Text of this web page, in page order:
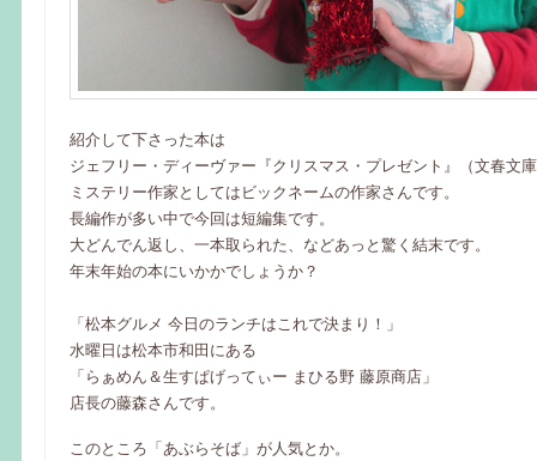
紹介して下さった本は
ジェフリー・ディーヴァー『クリスマス・プレゼント』（文春文
ミステリー作家としてはビックネームの作家さんです。
長編作が多い中で今回は短編集です。
大どんでん返し、一本取られた、などあっと驚く結末です。
年末年始の本にいかかでしょうか？
「松本グルメ 今日のランチはこれで決まり！」
水曜日は松本市和田にある
「らぁめん＆生すぱげってぃー まひる野 藤原商店」
店長の藤森さんです。
このところ「あぶらそば」が人気とか。